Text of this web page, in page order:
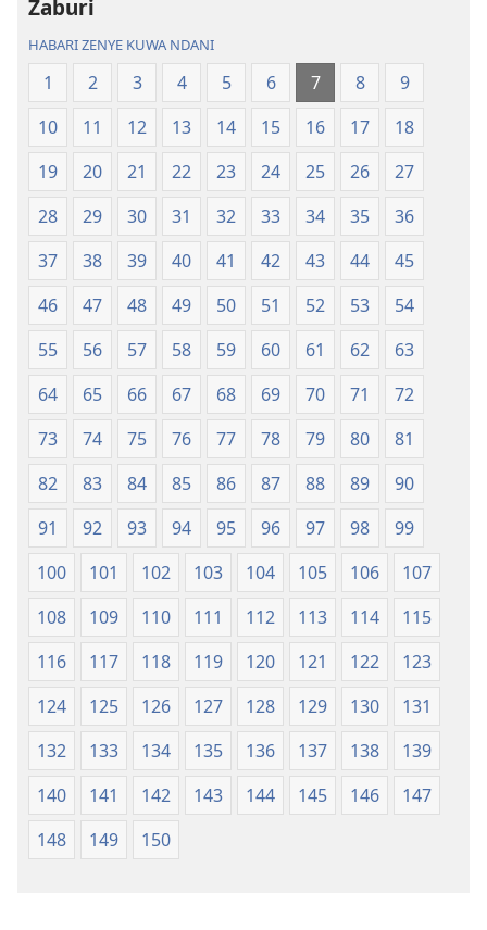
(Yenye
Ilirekebishwa
ya
2018)
(Yenye
Ilirekebishwa
ya
2018)
Zaburi
HABARI ZENYE KUWA NDANI
1 2 3 4 5 6 7 8
9
10
11 12 13 14 15 16 17
18
19
20 21 22 23 24 25 26
27
28
29 30 31 32 33 34 35
36
37
38 39 40 41 42 43 44
45
46
47 48 49 50 51 52 53
54
55
56 57 58 59 60 61 62
63
64
65 66 67 68 69 70 71
72
73
74 75 76 77 78 79 80
81
82
83 84 85 86 87 88 89
90
91
92 93 94 95 96 97 98
99
100
101 102 103 104 105 106
107
108
109 110 111 112 113 114
115
116
117 118 119 120 121 122
123
124
125 126 127 128 129 130
131
132
133 134 135 136 137 138
139
140
141 142 143 144 145 146
147
148
149 150